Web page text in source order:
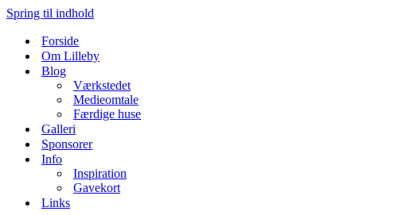
Spring til indhold
Forside
Om Lilleby
Blog
Værkstedet
Medieomtale
Færdige huse
Galleri
Sponsorer
Info
Inspiration
Gavekort
Links